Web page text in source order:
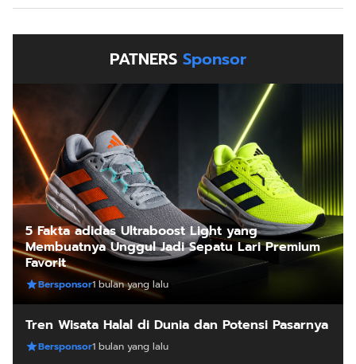
PATNERS Sponsor
5 Fakta adidas Ultraboost Light yang
Membuatnya Unggul Jadi Sepatu Lari Premium
Favorit
Bersponsor1 bulan yang lalu
Tren Wisata Halal di Dunia dan Potensi Pasarnya
Bersponsor1 bulan yang lalu